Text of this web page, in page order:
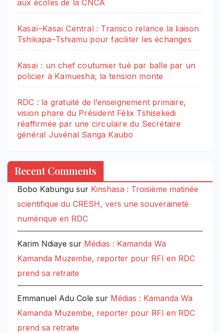
aux écoles de la CNCA
Kasaï–Kasaï Central : Transco relance la liaison
Tshikapa–Tshiamu pour faciliter les échanges
Kasaï : un chef coutumier tué par balle par un
policier à Kamuesha, la tension monte
RDC : la gratuité de l’enseignement primaire,
vision phare du Président Félix Tshisekedi
réaffirmée par une circulaire du Secrétaire
général Juvénal Sanga Kaubo
Recent Comments
Bobo Kabungu sur Kinshasa : Troisième matinée
scientifique du CRESH, vers une souveraineté
numérique en RDC
Karim Ndiaye sur Médias : Kamanda Wa
Kamanda Muzembe, reporter pour RFI en RDC
prend sa retraite
Emmanuel Adu Cole sur Médias : Kamanda Wa
Kamanda Muzembe, reporter pour RFI en RDC
prend sa retraite